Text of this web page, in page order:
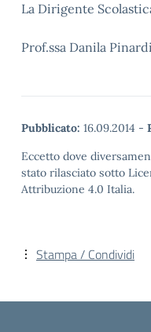
La Dirigente
Prof.ssa Danila Pinardi
Pubblicato: 16.09.2014 -
Eccetto dove
stato rilasciato sotto
Attribuzione 4.0 Italia.
Stampa / Condividi